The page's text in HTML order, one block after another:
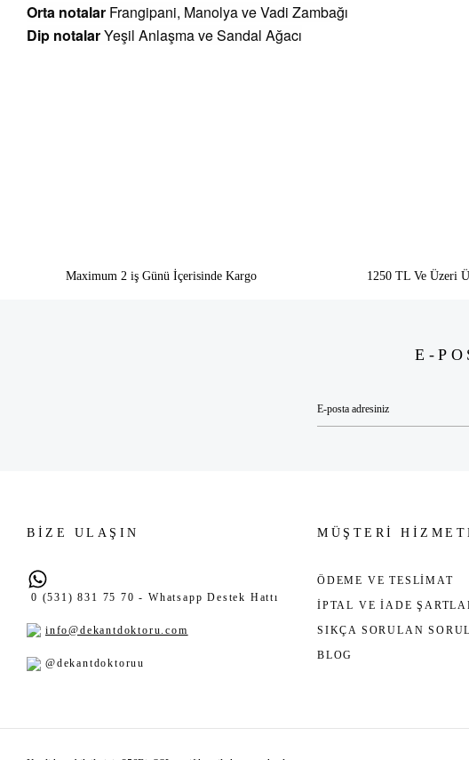
Orta notalar Frangipani, Manolya ve Vadi Zambağı
Dip notalarYeşil Anlaşma ve Sandal Ağacı
Maximum 2 iş Günü İçerisinde Kargo 1250 TL Ve Üzeri
E-
BİZE ULAŞIN
0 (531) 831 75 70 - Whatsapp Destek Hattı
info@dekantdoktoru.com
@dekantdoktoruu
MÜŞTERİ
ÖDEME VE TESLİMAT
İPTAL VE İADE
SIKÇA SORULAN
BLOG